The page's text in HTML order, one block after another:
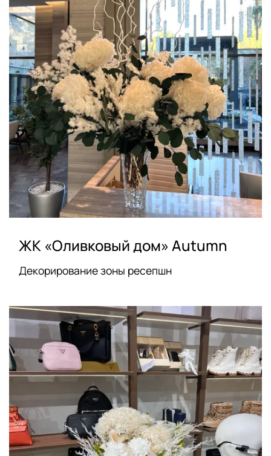
ЖК «Оливковый дом» Autumn
Декорирование зоны ресепшн